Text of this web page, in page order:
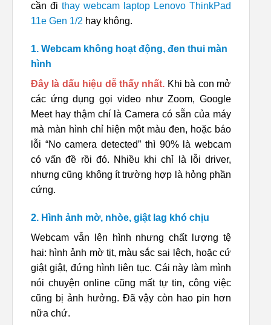
cần đi thay webcam laptop Lenovo ThinkPad
11e Gen 1/2 hay không.
1. Webcam không hoạt động, đen thui màn
hình
Đây là dấu hiệu dễ thấy nhất. Khi bà con mở
các ứng dụng gọi video như Zoom, Google
Meet hay thậm chí là Camera có sẵn của máy
mà màn hình chỉ hiện một màu đen, hoặc báo
lỗi “No camera detected” thì 90% là webcam
có vấn đề rồi đó. Nhiều khi chỉ là lỗi driver,
nhưng cũng không ít trường hợp là hỏng phần
cứng.
2. Hình ảnh mờ, nhòe, giật lag khó chịu
Webcam vẫn lên hình nhưng chất lượng tệ
hại: hình ảnh mờ tịt, màu sắc sai lệch, hoặc cứ
giật giật, đứng hình liên tục. Cái này làm mình
nói chuyện online cũng mất tự tin, công việc
cũng bị ảnh hưởng. Đã vậy còn hao pin hơn
nữa chứ.